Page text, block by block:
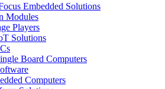
Embedded Solutions
Modules
Players
Solutions
Board Computers
Computers